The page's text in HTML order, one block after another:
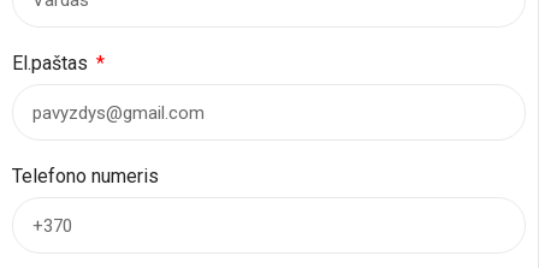
El.paštas
Telefono numeris